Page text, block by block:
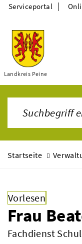
Themen
Landkreis Peine
Serviceportal |
Startseite
Vorlesen
Frau
Fachdienst